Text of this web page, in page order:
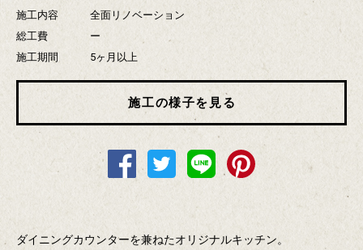
施工内容
全面リノベーション
総工費
ー
施工期間
5ヶ月以上
施工の様子を見る
ダイニングカウンターを兼ねたオリジナルキッチン。